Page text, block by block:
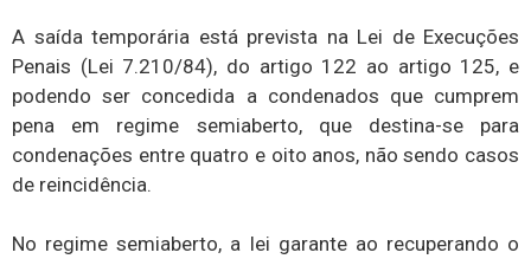
A saída temporária está prevista na Lei de Execuções
Penais (Lei 7.210/84), do artigo 122 ao artigo 125, e
podendo ser concedida a condenados que cumprem
pena em regime semiaberto, que destina-se para
condenações entre quatro e oito anos, não sendo casos
de reincidência.
No regime semiaberto, a lei garante ao recuperando o